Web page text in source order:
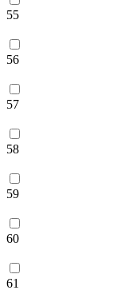
55
56
57
58
59
60
61